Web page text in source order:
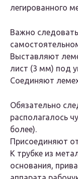
легированного
Важно
Выставляют
лист (3 мм) под
Соединяют
Обязательно
располагалось
более).
Присоединяют
К трубке из
основания,